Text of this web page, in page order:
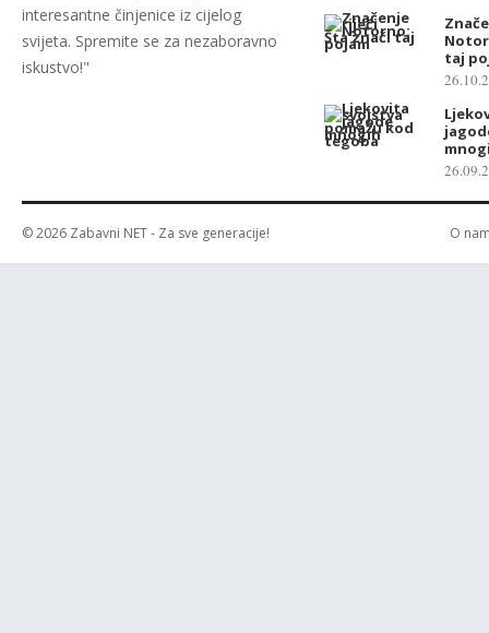
interesantne činjenice iz cijelog
svijeta. Spremite se za nezaboravno
iskustvo!"
taj
© 2026 Zabavni NET- Za sve generacije! O